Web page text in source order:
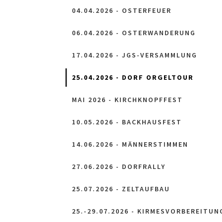
04.04.2026 - OSTERFEUER
06.04.2026 - OSTERWANDERUNG
17.04.2026 - JGS-VERSAMMLUNG
25.04.2026 - DORF ORGELTOUR
MAI 2026 - KIRCHKNOPFFEST
10.05.2026 - BACKHAUSFEST
14.06.2026 - MÄNNERSTIMMEN
27.06.2026 - DORFRALLY
25.07.2026 - ZELTAUFBAU
25.-29.07.2026 -